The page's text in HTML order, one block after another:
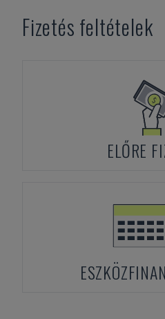
Fizetés feltételek
ELŐRE